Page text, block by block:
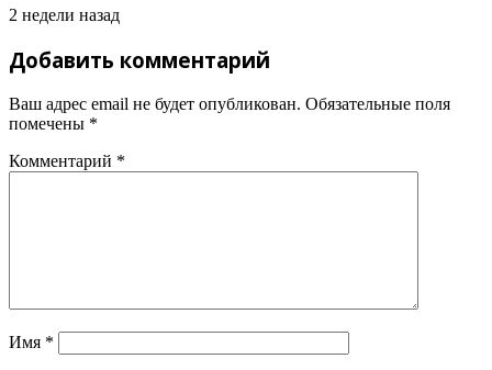
2 недели назад
Добавить комментарий
Ваш адрес email не будет опубликован. Обязательные поля
помечены *
Комментарий *
Имя *